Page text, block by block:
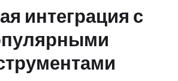
интеграция с